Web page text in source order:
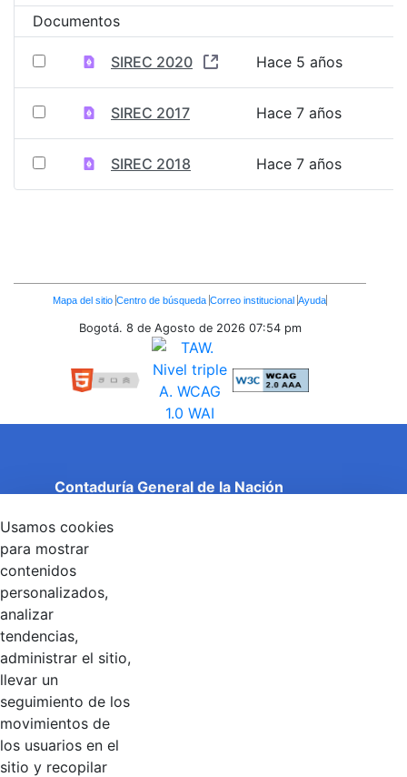
Documentos
SIREC 2020 Hace 5 años
SIREC 2017 Hace 7 años
SIREC 2018 Hace 7 años
Enlaces
Inferiores
Mapa del sitio Centro de búsqueda Correo institucional Ayuda
Bogotá. 8 de Agosto de 2026 07:54 pm
Contaduría General de la Nación
Entidad adscrita al Ministerio de Hacienda y Crédito
Público
Torre 1 (Aire) - Piso 15, Bogotá D.C., Colombia
Código Postal: 111071
Linkedin
Contacto
Línea de servicio al ciudadano: +57(601) 492 64 00
Usamos cookies
para mostrar
contenidos
personalizados,
analizar
tendencias,
administrar el sitio,
llevar un
seguimiento de los
movimientos de
los usuarios en el
sitio y recopilar